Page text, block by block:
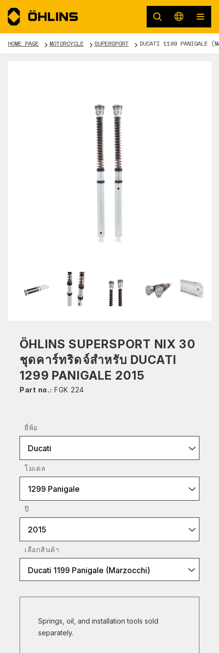
HOME PAGE MOTORCYCLE SUPERSPORT DUCATI 1199 PANIGALE
ÖHLINS SUPERSPORT NIX 30
ชุดคาร์ทริดจ์สำหรับ DUCATI
1299 PANIGALE 2015
Part no.: FGK 224
ยี่ห้อ
Ducati
โมเดล
1299 Panigale
ปี
2015
เลือกสินค้า
Ducati 1199 Panigale (Marzocchi)
Springs, oil, and installation tools sold
separately.